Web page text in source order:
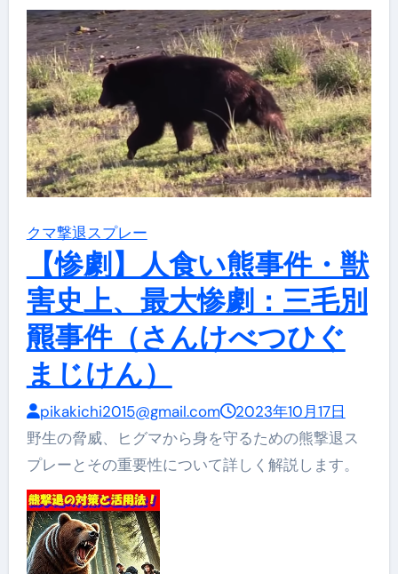
クマ撃退スプレー
【惨劇】人食い熊事件・獣
害史上、最大惨劇：三毛別
羆事件（さんけべつひぐ
まじけん）
pikakichi2015@gmail.com
2023年10月17日
野生の脅威、ヒグマから身を守るための熊撃退ス
プレーとその重要性について詳しく解説します。